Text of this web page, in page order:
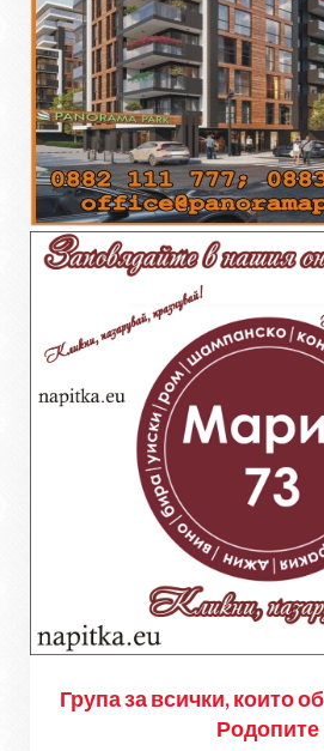
Група за всички, които
Родопите